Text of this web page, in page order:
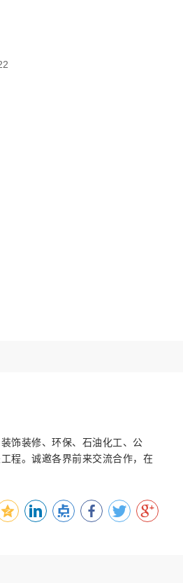
饰装修、环保、石油化工、公
程。诚邀各界前来交流合作，在